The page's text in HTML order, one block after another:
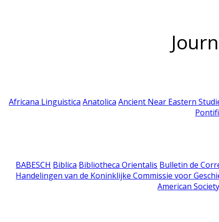
Africana Linguistica Anatolica Ancient Near Eastern
BABESCH Biblica Bibliotheca Orientalis Bulletin de
Handelingen van de Koninklijke Commissie voor
American